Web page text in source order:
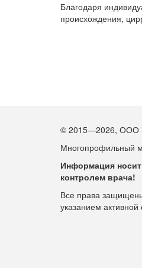
Благодаря
происхождения,
© 2015—2026, ООО
Многопрофильный
Информация
контролем врача!
Все права
указанием